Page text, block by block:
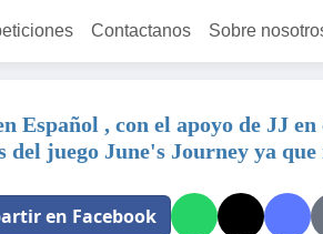
Contactanos Sobre
Español , con el apoyo de JJ
del juego June's Journey ya
en Facebook